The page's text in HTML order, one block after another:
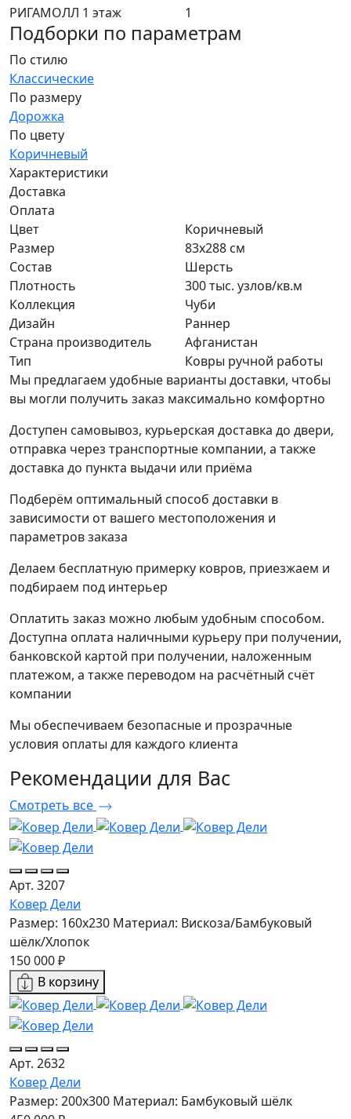
РИГАМОЛЛ 1 этаж 1
Подборки по параметрам
По стилю
Классические
По размеру
Дорожка
По цвету
Коричневый
Характеристики
Доставка
Оплата
Цвет
Коричневый
Размер
83x288 см
Состав
Шерсть
Плотность
300 тыс. узлов/кв.м
Коллекция
Чуби
Дизайн
Раннер
Страна производитель
Афганистан
Тип
Ковры ручной работы
Мы предлагаем удобные варианты доставки, чтобы
вы могли получить заказ максимально комфортно
Доступен самовывоз, курьерская доставка до двери,
отправка через транспортные компании, а также
доставка до пункта выдачи или приёма
Подберём оптимальный способ доставки в
зависимости от вашего местоположения и
параметров заказа
Делаем бесплатную примерку ковров, приезжаем и
подбираем под интерьер
Оплатить заказ можно любым удобным способом.
Доступна оплата наличными курьеру при получении,
банковской картой при получении, наложенным
платежом, а также переводом на расчётный счёт
компании
Мы обеспечиваем безопасные и прозрачные
условия оплаты для каждого клиента
Рекомендации для Вас
Смотреть все
Арт. 3207
Ковер Дели
Размер: 160х230 Материал: Вискоза/Бамбуковый
шёлк/Хлопок
150 000 ₽
В корзину
Арт. 2632
Ковер Дели
Размер: 200x300 Материал: Бамбуковый шёлк